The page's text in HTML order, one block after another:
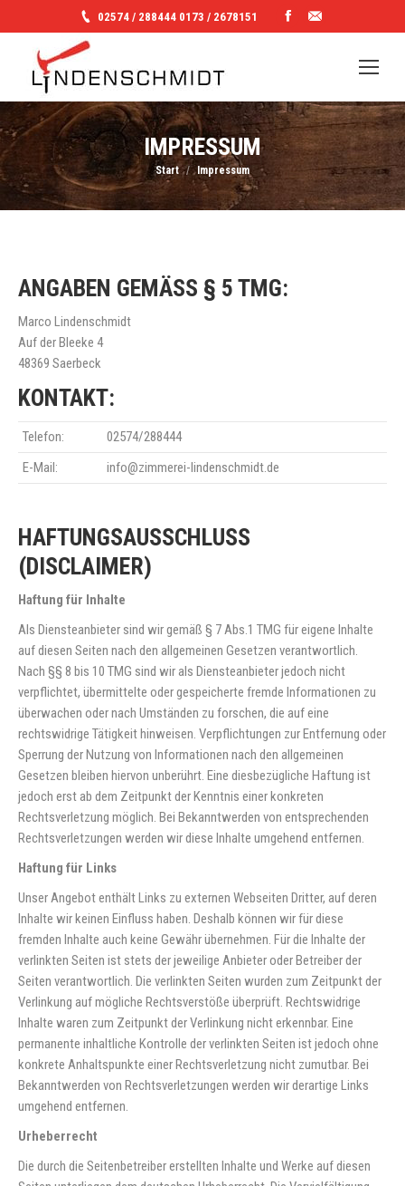
02574 / 288444 0173 / 2678151 Facebook
Mail
IMPRESSUM
Sie befinden sich hier:
Start Impressum
ANGABEN GEMÄSS § 5 TMG:
Marco Lindenschmidt
Auf der Bleeke 4
48369 Saerbeck
KONTAKT:
Telefon:
02574/288444
E-Mail:
info@zimmerei-lindenschmidt.de
HAFTUNGSAUSSCHLUSS
(DISCLAIMER)
Haftung für Inhalte
Als Diensteanbieter sind wir gemäß § 7 Abs.1 TMG für eigene Inhalte
auf diesen Seiten nach den allgemeinen Gesetzen verantwortlich.
Nach §§ 8 bis 10 TMG sind wir als Diensteanbieter jedoch nicht
verpflichtet, übermittelte oder gespeicherte fremde Informationen zu
überwachen oder nach Umständen zu forschen, die auf eine
rechtswidrige Tätigkeit hinweisen. Verpflichtungen zur Entfernung oder
Sperrung der Nutzung von Informationen nach den allgemeinen
Gesetzen bleiben hiervon unberührt. Eine diesbezügliche Haftung ist
jedoch erst ab dem Zeitpunkt der Kenntnis einer konkreten
Rechtsverletzung möglich. Bei Bekanntwerden von entsprechenden
Rechtsverletzungen werden wir diese Inhalte umgehend entfernen.
Haftung für Links
Unser Angebot enthält Links zu externen Webseiten Dritter, auf deren
Inhalte wir keinen Einfluss haben. Deshalb können wir für diese
fremden Inhalte auch keine Gewähr übernehmen. Für die Inhalte der
verlinkten Seiten ist stets der jeweilige Anbieter oder Betreiber der
Seiten verantwortlich. Die verlinkten Seiten wurden zum Zeitpunkt der
Verlinkung auf mögliche Rechtsverstöße überprüft. Rechtswidrige
Inhalte waren zum Zeitpunkt der Verlinkung nicht erkennbar. Eine
permanente inhaltliche Kontrolle der verlinkten Seiten ist jedoch ohne
konkrete Anhaltspunkte einer Rechtsverletzung nicht zumutbar. Bei
Bekanntwerden von Rechtsverletzungen werden wir derartige Links
umgehend entfernen.
Urheberrecht
Die durch die Seitenbetreiber erstellten Inhalte und Werke auf diesen